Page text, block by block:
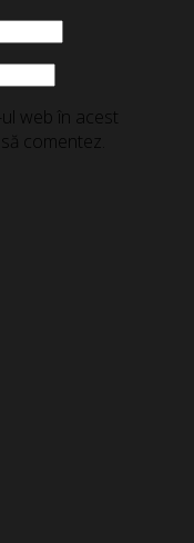
web în acest
comentez.